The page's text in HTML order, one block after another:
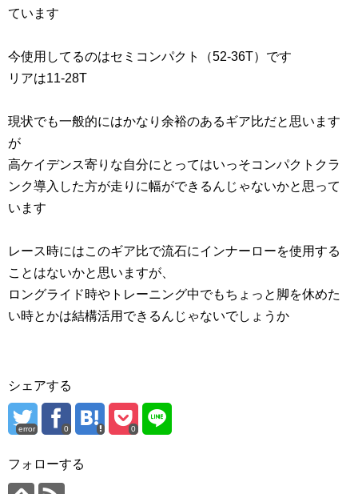
ています
今使用してるのはセミコンパクト（52-36T）です
リアは11-28T
現状でも一般的にはかなり余裕のあるギア比だと思います
が
高ケイデンス寄りな自分にとってはいっそコンパクトクラ
ンク導入した方が走りに幅ができるんじゃないかと思って
います
レース時にはこのギア比で流石にインナーローを使用する
ことはないかと思いますが、
ロングライド時やトレーニング中でもちょっと脚を休めた
い時とかは結構活用できるんじゃないでしょうか
シェアする
error 0 0
フォローする